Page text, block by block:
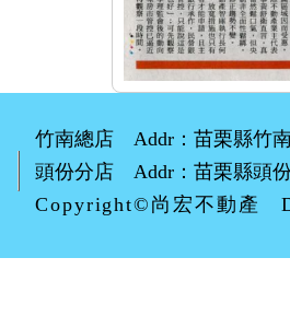
竹南總店 Addr：苗栗縣竹
頭份分店 Addr：苗栗縣頭
Copyright©尚宏不動產